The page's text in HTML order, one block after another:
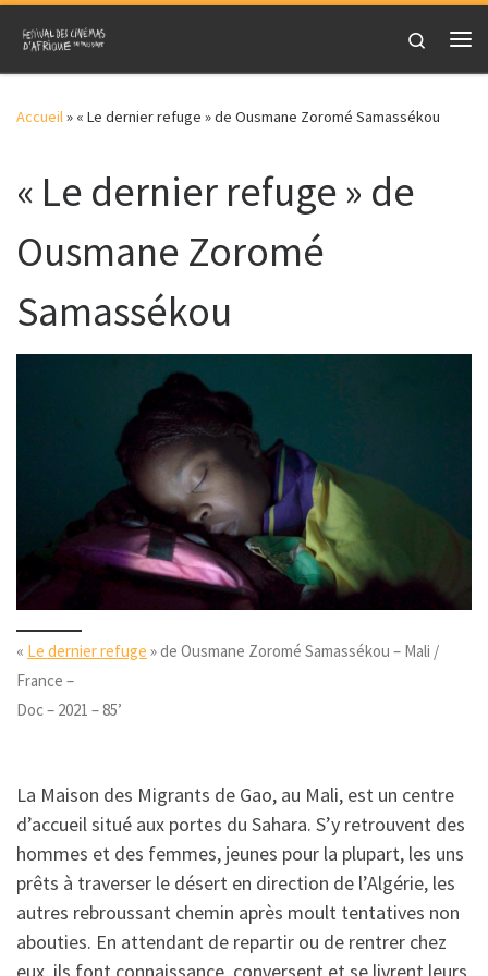
Skip to content
Search
Accueil» « Le dernier refuge » de Ousmane Zoromé Samassékou
« Le dernier refuge » de
Ousmane Zoromé
Samassékou
« Le dernier refuge » de Ousmane Zoromé Samassékou – Mali /
France –
Doc – 2021 – 85’
La Maison des Migrants de Gao, au Mali, est un centre
d’accueil situé aux portes du Sahara. S’y retrouvent des
hommes et des femmes, jeunes pour la plupart, les uns
prêts à traverser le désert en direction de l’Algérie, les
autres rebroussant chemin après moult tentatives non
abouties. En attendant de repartir ou de rentrer chez
eux, ils font connaissance, conversent et se livrent leurs